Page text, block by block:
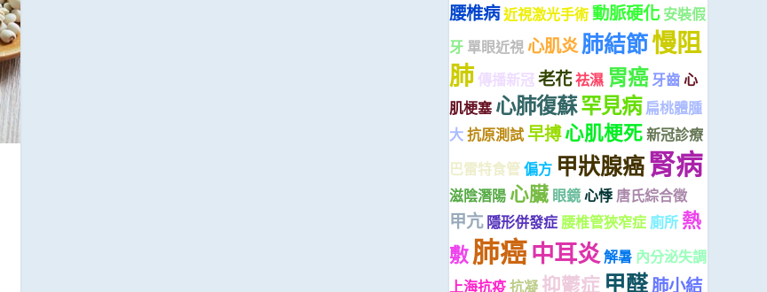
腰椎病近視激光手術動脈硬化 安裝假
牙 單眼近視心肌炎肺結節慢阻
肺 傳播新冠老花祛濕 胃癌 牙齒心
肌梗塞 心肺復蘇罕見病 扁桃體腫
大抗原測試 早搏心肌梗死新冠診療
巴雷特食管偏方 甲狀腺癌腎病
滋陰潛陽 心臟 眼鏡心悸 唐氏綜合徵
甲亢 隱形併發症 腰椎管狹窄症 廁所熱
敷肺癌中耳炎解暑 內分泌失調
上海抗疫抗凝 抑鬱症 甲醛肺小結